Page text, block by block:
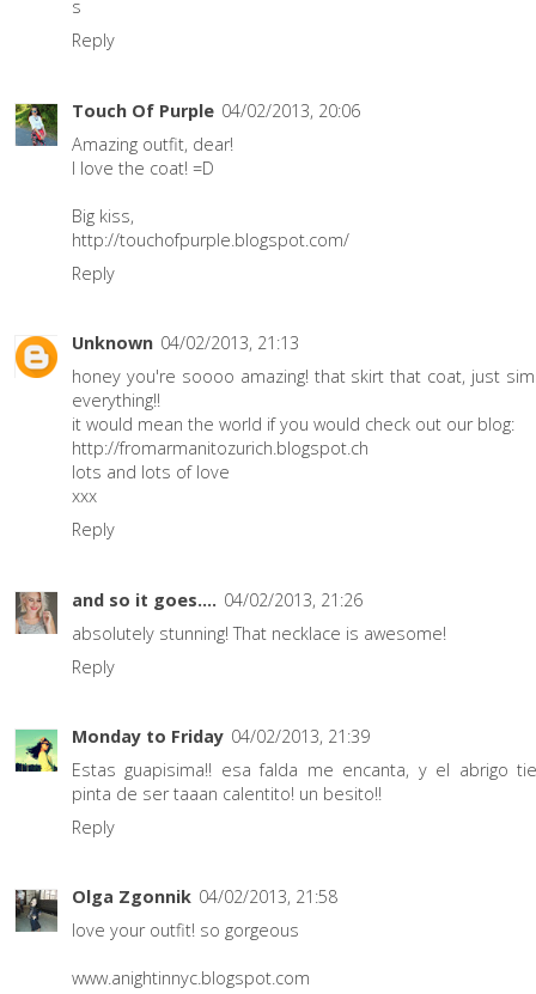
s
Reply
Touch Of Purple 04/02/2013, 20:06
Amazing outfit, dear!
I love the coat! =D
Big kiss,
http://touchofpurple.blogspot.com/
Reply
Unknown 04/02/2013, 21:13
honey you're soooo amazing! that skirt that coat, just
everything!!
it would mean the world if you would check out our blog:
http://fromarmanitozurich.blogspot.ch
lots and lots of love
xxx
Reply
and so it goes.... 04/02/2013, 21:26
absolutely stunning! That necklace is awesome!
Reply
Monday to Friday 04/02/2013, 21:39
Estas guapisima!! esa falda me encanta, y el abrigo
pinta de ser taaan calentito! un besito!!
Reply
Olga Zgonnik 04/02/2013, 21:58
love your outfit! so gorgeous
www.anightinnyc.blogspot.com